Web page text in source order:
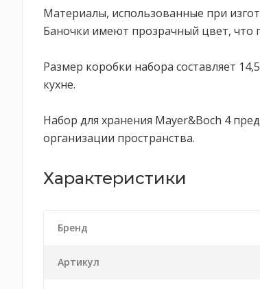
Материалы, использованные при
Баночки имеют прозрачный цвет, что
Размер коробки набора составляет
кухне.
Набор для хранения Mayer&Boch 4
организации пространства.
Характеристики
Бренд
Артикул